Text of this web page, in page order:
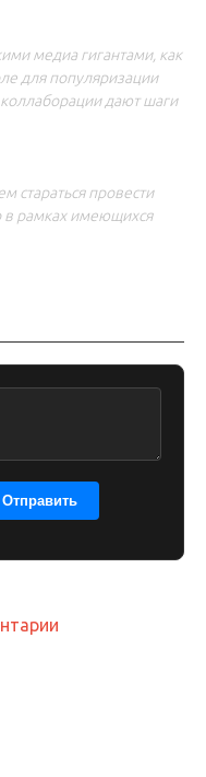
медиа гигантами, как
для популяризации
дают шаги
стараться провести
в рамках имеющихся
Отправить